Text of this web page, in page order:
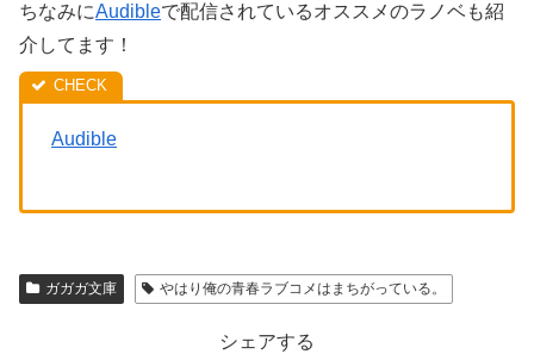
ちなみにAudibleで配信されているオススメのラノベも紹
介してます！
Audible
ガガガ文庫 やはり俺の青春ラブコメはまちがっている。
シェアする